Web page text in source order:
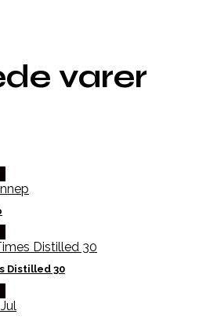
varer
Distilled 30